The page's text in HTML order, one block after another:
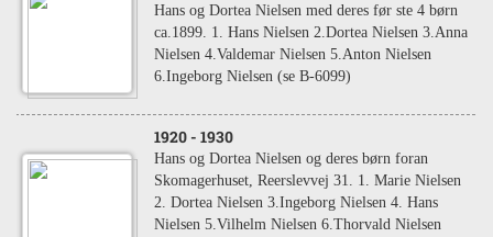
Hans og Dortea Nielsen med deres før ste 4 børn
ca.1899. 1. Hans Nielsen 2.Dortea Nielsen 3.Anna
Nielsen 4.Valdemar Nielsen 5.Anton Nielsen
6.Ingeborg Nielsen (se B-6099)
1920 - 1930
Hans og Dortea Nielsen og deres børn foran
Skomagerhuset, Reerslevvej 31. 1. Marie Nielsen
2. Dortea Nielsen 3.Ingeborg Nielsen 4. Hans
Nielsen 5.Vilhelm Nielsen 6.Thorvald Nielsen